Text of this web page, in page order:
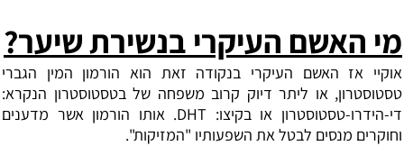
מי האשם העיקרי בנשירת שיער?
אוקיי אז האשם העיקרי בנקודה זאת הוא הורמון המין הגברי
טסטוסטרון, או ליתר דיוק קרוב משפחה של בטסטוסטרון הנקרא:
די-הידרו-טסטוסטרון או בקיצו: DHT. אותו הורמון אשר מדענים
וחוקרים מנסים לבטל את השפעותיו "המזיקות".